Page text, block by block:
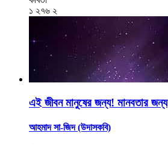
১ ২৭৬ ২
এই জীবন মানুষের জন্য! মানবতার জন্য
আহমাদ সা-জিদ (উদাসকবি)